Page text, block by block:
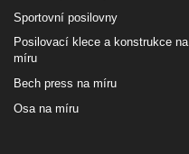
Sportovní posilovny
Posilovací klece a konstrukce na
míru
Bech press na míru
Osa na míru